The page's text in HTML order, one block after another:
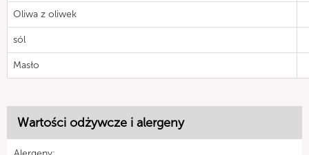
Oliwa z oliwek
sól
Masło
Wartości odżywcze i alergeny